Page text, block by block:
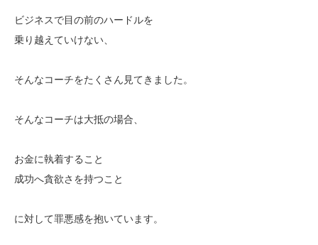
ビジネスで目の前のハードルを
乗り越えていけない、
そんなコーチをたくさん見てきました。
そんなコーチは大抵の場合、
お金に執着すること
成功へ貪欲さを持つこと
に対して罪悪感を抱いています。